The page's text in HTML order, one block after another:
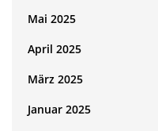
Mai 2025
April 2025
März 2025
Januar 2025